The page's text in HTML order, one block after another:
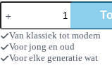
City
Sport
Bram
aantal
Van klassiek tot modern
Voor jong en oud
Voor elke generatie wat